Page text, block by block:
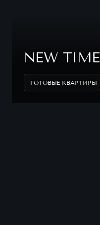
NEW TIME
ГОТОВЫЕ КВАРТИРЫ